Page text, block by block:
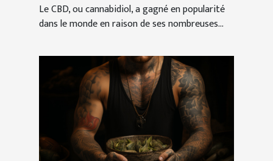
Le CBD, ou cannabidiol, a gagné en popularité
dans le monde en raison de ses nombreuses...